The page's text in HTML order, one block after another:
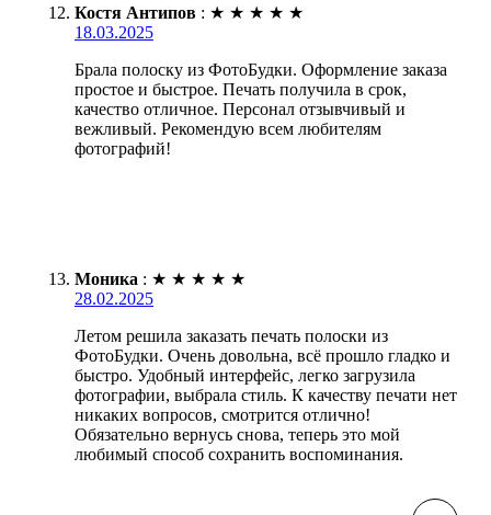
Костя Антипов : ★ ★ ★ ★ ★
18.03.2025
Брала полоску из ФотоБудки. Оформление заказа
простое и быстрое. Печать получила в срок,
качество отличное. Персонал отзывчивый и
вежливый. Рекомендую всем любителям
фотографий!
Моника : ★ ★ ★ ★ ★
28.02.2025
Летом решила заказать печать полоски из
ФотоБудки. Очень довольна, всё прошло гладко и
быстро. Удобный интерфейс, легко загрузила
фотографии, выбрала стиль. К качеству печати нет
никаких вопросов, смотрится отлично!
Обязательно вернусь снова, теперь это мой
любимый способ сохранить воспоминания.